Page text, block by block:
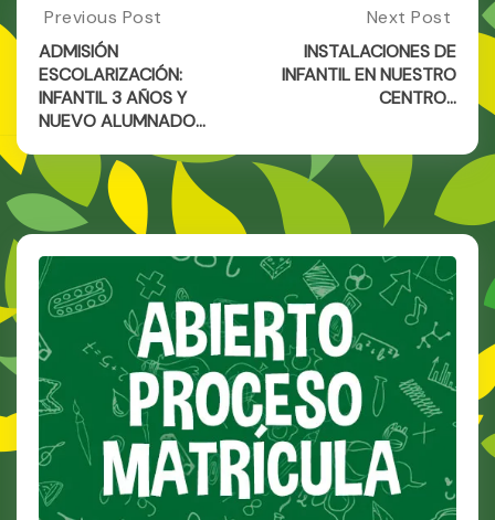
Post
navigation
Previous
Post:
ADMISIÓN
ESCOLARIZACIÓN:
INFANTIL
AÑOS
Y
NUEVO
ALUMNADO…
Previous Post
ADMISIÓN
ESCOLARIZACIÓN:
INFANTIL 3 AÑOS Y
NUEVO ALUMNADO…
Next
Post:
DE
NUESTRO
CENTRO…
Next Post
INSTALACIONES DE
INFANTIL EN NUESTRO
CENTRO…